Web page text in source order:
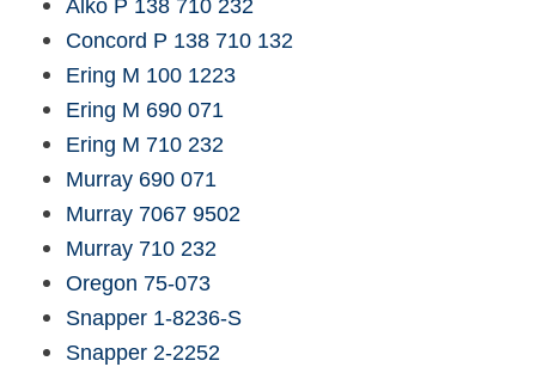
Alko P 138 710 232
Concord P 138 710 132
Ering M 100 1223
Ering M 690 071
Ering M 710 232
Murray 690 071
Murray 7067 9502
Murray 710 232
Oregon 75-073
Snapper 1-8236-S
Snapper 2-2252